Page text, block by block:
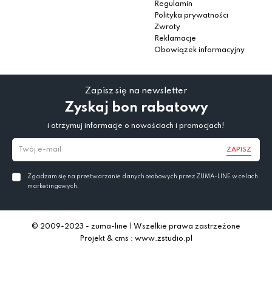
Regulamin
Polityka prywatności
Zwroty
Reklamacje
Obowiązek informacyjny
Zapisz się na newsletter
Zyskaj bon rabatowy
i otrzymuj informacje o nowościach i promocjach!
ZAPISZ
Zgadzam się na przetwarzanie danych osobowych przez ZUMA-LINE w celach
marketingowych.
© 2009-2023 - zuma-line | Wszelkie prawa zastrzeżone
Projekt & cms : www.zstudio.pl